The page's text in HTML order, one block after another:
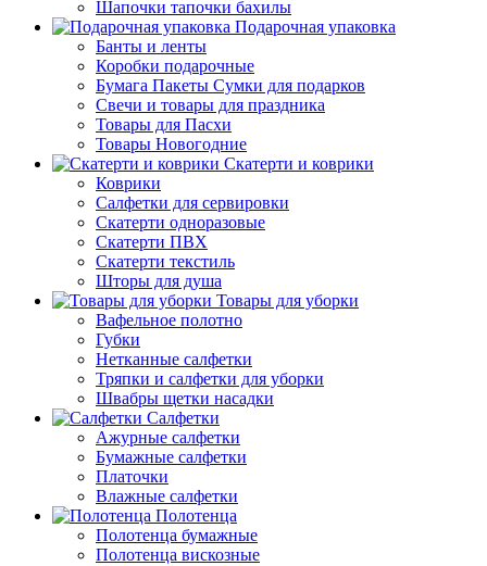
Шапочки тапочки бахилы
Подарочная упаковка
Банты и ленты
Коробки подарочные
Бумага Пакеты Сумки для подарков
Свечи и товары для праздника
Товары для Пасхи
Товары Новогодние
Скатерти и коврики
Коврики
Салфетки для сервировки
Скатерти одноразовые
Скатерти ПВХ
Скатерти текстиль
Шторы для душа
Товары для уборки
Вафельное полотно
Губки
Нетканные салфетки
Тряпки и салфетки для уборки
Швабры щетки насадки
Салфетки
Ажурные салфетки
Бумажные салфетки
Платочки
Влажные салфетки
Полотенца
Полотенца бумажные
Полотенца вискозные